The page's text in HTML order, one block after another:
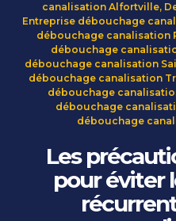
canalisation Alfortville,
Entreprise débouchage
débouchage canalisation
débouchage
débouchage canalisation
débouchage canalisation
débouchage
débouchage
débouchage
Les
pour éviter